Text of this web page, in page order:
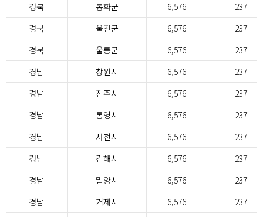
경북
봉화군 6,576
237
경북
울진군 6,576
237
경북
울릉군 6,576
237
경남
창원시 6,576
237
경남
진주시 6,576
237
경남
통영시 6,576
237
경남
사천시 6,576
237
경남
김해시 6,576
237
경남
밀양시 6,576
237
경남
거제시 6,576
237